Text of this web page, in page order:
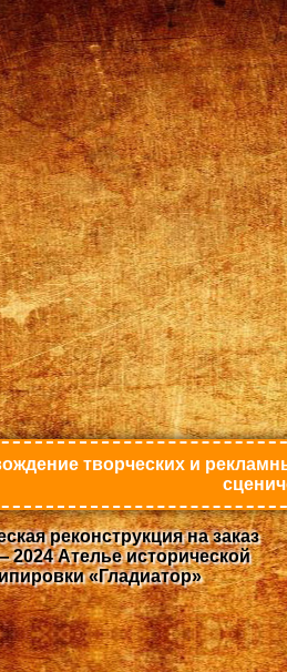
творческих и
реконструкция на заказ
2024 Ателье исторической
«Гладиатор»